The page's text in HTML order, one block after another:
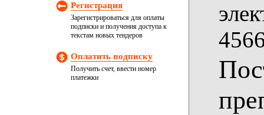
Регистрация
Зарегистрироваться для оплаты
подписки и получения доступа к
текстам новых тендеров
Оплатить подписку
Получить счет, ввести номер
платежки